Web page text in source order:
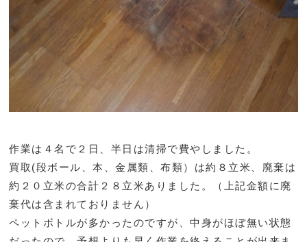
作業は４名で２日、半日は清掃で費やしました。
買取(段ボール、本、金属類、布類）は約８立米、廃棄は
約２０立米の合計２８立米ありました。（上記金額に廃
棄代は含まれておりません）
ペットボトルが多かったのですが、中身がほぼ無い状態